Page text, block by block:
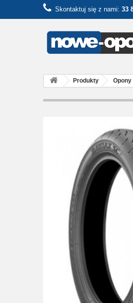
Skontaktuj się z nami: 33
Produkty